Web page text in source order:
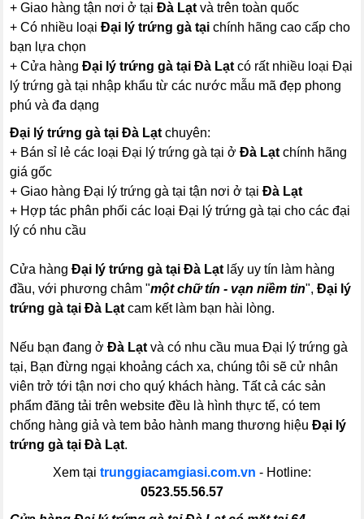
+ Giao hàng tận nơi ở tạiĐà Lạt và trên toàn quốc
+ Có nhiều loạiĐại lý trứng gà tại chính hãng cao cấp cho
bạn lựa chọn
+ Cửa hàngĐại lý trứng gà tại Đà Lạt có rất nhiều loại Đại
lý trứng gà tại nhập khẩu từ các nước mẫu mã đẹp phong
phú và đa dạng
Đại lý trứng gà tại Đà Lạtchuyên:
+ Bán sỉ lẻ các loại Đại lý trứng gà tại ởĐà Lạt chính hãng
giá gốc
+ Giao hàng Đại lý trứng gà tại tận nơi ở tạiĐà Lạt
+ Hợp tác phân phối các loại Đại lý trứng gà tại cho các đại
lý có nhu cầu
Cửa hàngĐại lý trứng gà tại Đà Lạt lấy uy tín làm hàng
đầu, với phương châm "một chữ tín - vạn niềm tin",Đại lý
trứng gà tại Đà Lạt cam kết làm bạn hài lòng.
Nếu bạn đang ởĐà Lạt và có nhu cầu mua Đại lý trứng gà
tại, Bạn đừng ngại khoảng cách xa, chúng tôi sẽ cử nhân
viên trở tới tận nơi cho quý khách hàng. Tất cả các sản
phẩm đăng tải trên website đều là hình thực tế, có tem
chống hàng giả và tem bảo hành mang thương hiệuĐại lý
trứng gà tại Đà Lạt.
Xem tại trunggiacamgiasi.com.vn - Hotline:
0523.55.56.57